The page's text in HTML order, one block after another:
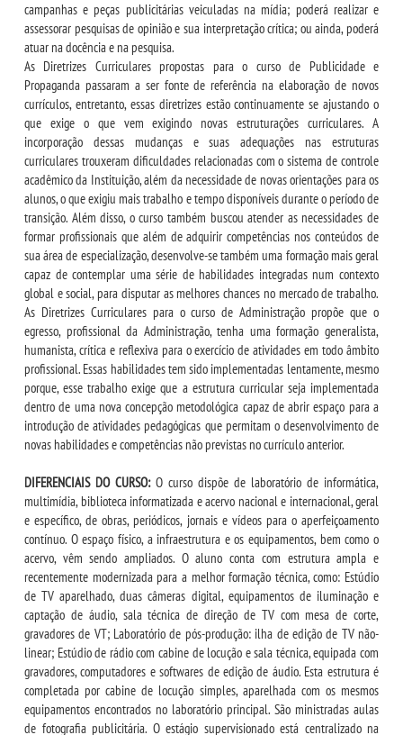
campanhas e peças publicitárias veiculadas na mídia; poderá realizar e
assessorar pesquisas de opinião e sua interpretação crítica; ou ainda, poderá
atuar na docência e na pesquisa.
As Diretrizes Curriculares propostas para o curso de Publicidade e
Propaganda passaram a ser fonte de referência na elaboração de novos
currículos, entretanto, essas diretrizes estão continuamente se ajustando o
que exige o que vem exigindo novas estruturações curriculares. A
incorporação dessas mudanças e suas adequações nas estruturas
curriculares trouxeram dificuldades relacionadas com o sistema de controle
acadêmico da Instituição, além da necessidade de novas orientações para os
alunos, o que exigiu mais trabalho e tempo disponíveis durante o período de
transição. Além disso, o curso também buscou atender as necessidades de
formar profissionais que além de adquirir competências nos conteúdos de
sua área de especialização, desenvolve-se também uma formação mais geral
capaz de contemplar uma série de habilidades integradas num contexto
global e social, para disputar as melhores chances no mercado de trabalho.
As Diretrizes Curriculares para o curso de Administração propõe que o
egresso, profissional da Administração, tenha uma formação generalista,
humanista, crítica e reflexiva para o exercício de atividades em todo âmbito
profissional. Essas habilidades tem sido implementadas lentamente, mesmo
porque, esse trabalho exige que a estrutura curricular seja implementada
dentro de uma nova concepção metodológica capaz de abrir espaço para a
introdução de atividades pedagógicas que permitam o desenvolvimento de
novas habilidades e competências não previstas no currículo anterior.
DIFERENCIAIS DO CURSO:O curso dispõe de laboratório de informática,
multimídia, biblioteca informatizada e acervo nacional e internacional, geral
e específico, de obras, periódicos, jornais e vídeos para o aperfeiçoamento
contínuo. O espaço físico, a infraestrutura e os equipamentos, bem como o
acervo, vêm sendo ampliados. O aluno conta com estrutura ampla e
recentemente modernizada para a melhor formação técnica, como: Estúdio
de TV aparelhado, duas câmeras digital, equipamentos de iluminação e
captação de áudio, sala técnica de direção de TV com mesa de corte,
gravadores de VT; Laboratório de pós-produção: ilha de edição de TV não-
linear; Estúdio de rádio com cabine de locução e sala técnica, equipada com
gravadores, computadores e softwares de edição de áudio. Esta estrutura é
completada por cabine de locução simples, aparelhada com os mesmos
equipamentos encontrados no laboratório principal. São ministradas aulas
de fotografia publicitária. O estágio supervisionado está centralizado na